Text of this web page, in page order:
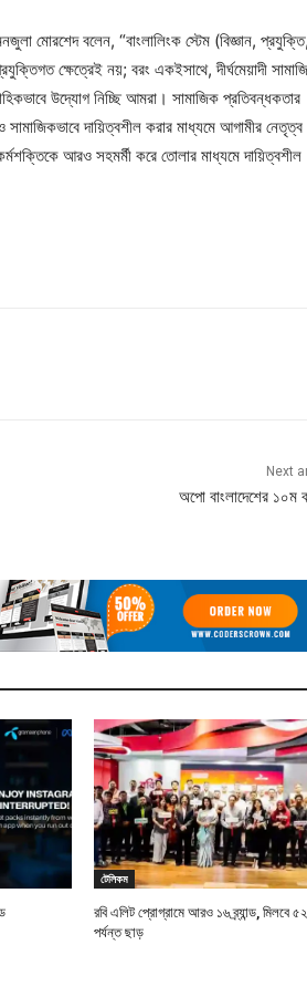
মোরশেদ বলেন, “বাংলালিংক স্টেম (বিজ্ঞান, প্রযুক্তি,
ক্ষেত্রেই নয়; বরং একইসাথে, দীর্ঘমেয়াদী
উদ্যোগ নিচ্ছি আমরা। সামাজিক প্রতিবন্ধকতার
সামাজিকভাবে দায়িত্বশীল করার মাধ্যমে আগামীর নেতৃত্ব
আরও সহমর্মী করে তোলার মাধ্যমে দায়িত্বশীল
Next
অপো বাংলাদেশের ১০ম
টেলিকম
রবি এলিট প্রোগ্রামে আরও ১৬ ব্র্যান্ড, মিলবে
পর্যন্ত ছাড়